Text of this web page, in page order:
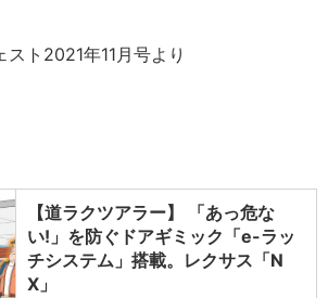
ト2021年11月号より
【道ラクツアラー】 「あっ危な
い!」を防ぐドアギミック「e-ラッ
チシステム」搭載。レクサス「N
X」